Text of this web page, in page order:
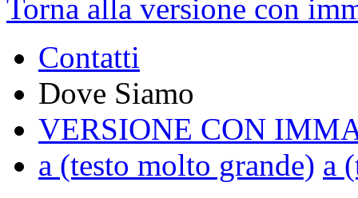
Torna alla versione con
Contatti
Dove Siamo
VERSIONE CON
a (testo molto grande) a